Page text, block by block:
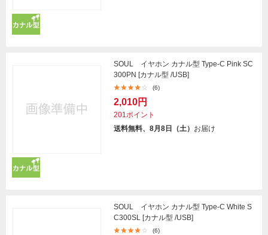
SOUL イヤホン カナル型 Type-C Pink SC
300PN [カナル型 /USB]
(6)
2,010円
201ポイント
送料無料、8月8日（土） お届け
SOUL イヤホン カナル型 Type-C White S
C300SL [カナル型 /USB]
(6)